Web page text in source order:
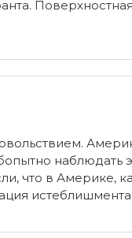
наблюдать
что в Америке,